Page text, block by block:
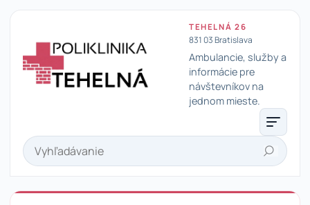
TEHELNÁ 26
831 03 Bratislava
Ambulancie, služby a
informácie pre
návštevníkov na
jednom mieste.
Hľadať